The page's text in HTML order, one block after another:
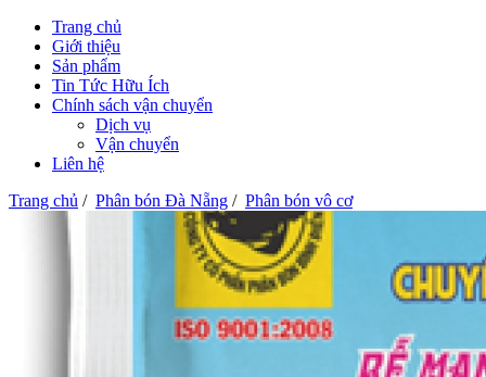
Trang chủ
Giới thiệu
Sản phẩm
Tin Tức Hữu Ích
Chính sách vận chuyển
Dịch vụ
Vận chuyển
Liên hệ
Trang chủ / Phân bón Đà Nẵng / Phân bón vô cơ